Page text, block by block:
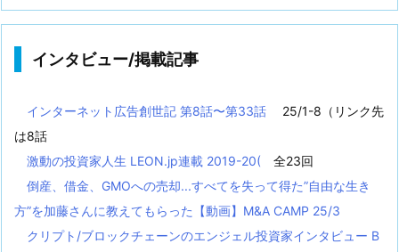
インタビュー/掲載記事
インターネット広告創世記 第8話〜第33話
25/1-8（リンク先
は8話
激動の投資家人生 LEON.jp連載 2019-20(
全23回
倒産、借金、GMOへの売却...すべてを失って得た”自由な生き
方”を加藤さんに教えてもらった【動画】M&A CAMP 25/3
クリプト/ブロックチェーンのエンジェル投資家インタビュー B